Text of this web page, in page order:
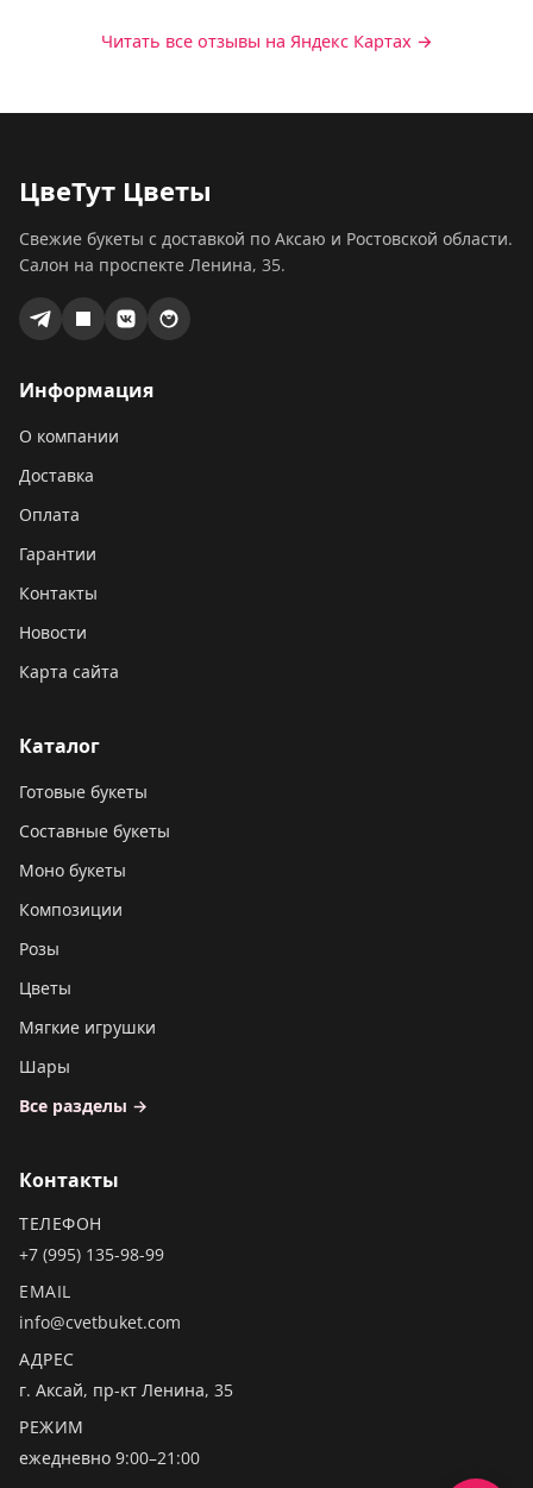
Читать все отзывы на Яндекс Картах →
ЦвеТут Цветы
Свежие букеты с доставкой по Аксаю и Ростовской области.
Салон на проспекте Ленина, 35.
Информация
О компании
Доставка
Оплата
Гарантии
Контакты
Новости
Карта сайта
Каталог
Готовые букеты
Составные букеты
Моно букеты
Композиции
Розы
Цветы
Мягкие игрушки
Шары
Все разделы →
Контакты
ТЕЛЕФОН
+7 (995) 135-98-99
EMAIL
info@cvetbuket.com
АДРЕС
г. Аксай, пр-кт Ленина, 35
РЕЖИМ
ежедневно 9:00–21:00